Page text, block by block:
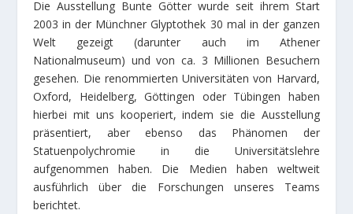
Die Ausstellung Bunte Götter wurde seit ihrem Start
2003 in der Münchner Glyptothek 30 mal in der ganzen
Welt gezeigt (darunter auch im Athener
Nationalmuseum) und von ca. 3 Millionen Besuchern
gesehen. Die renommierten Universitäten von Harvard,
Oxford, Heidelberg, Göttingen oder Tübingen haben
hierbei mit uns kooperiert, indem sie die Ausstellung
präsentiert, aber ebenso das Phänomen der
Statuenpolychromie in die Universitätslehre
aufgenommen haben. Die Medien haben weltweit
ausführlich über die Forschungen unseres Teams
berichtet.